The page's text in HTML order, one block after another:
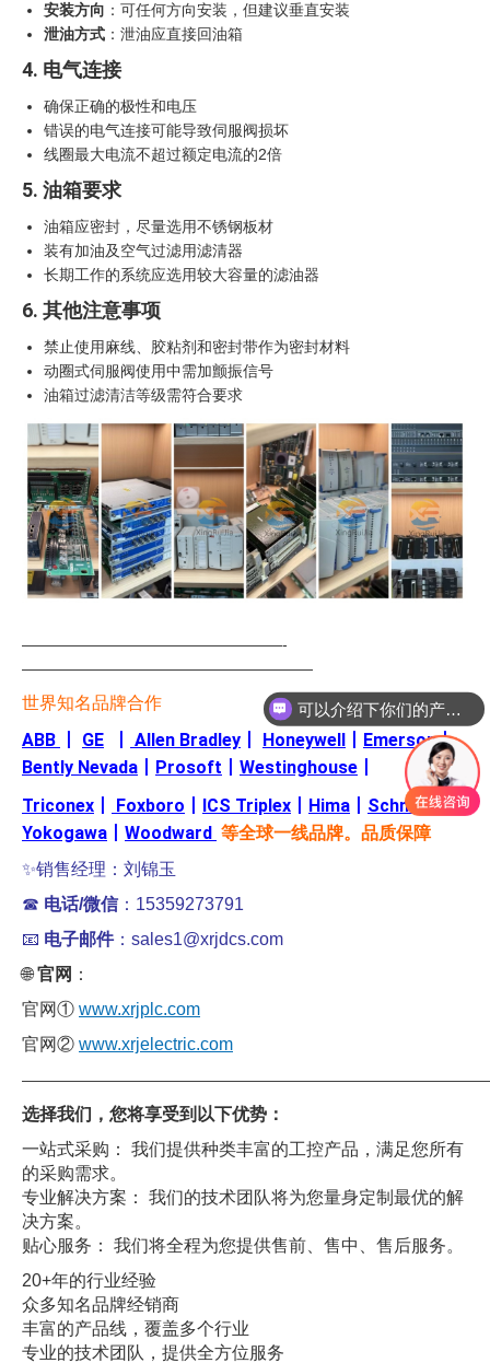
安装方向 ：可任何方向安装，但建议垂直安装
泄油方式 ：泄油应直接回油箱
4. 电气连接
确保正确的极性和电压
错误的电气连接可能导致伺服阀损坏
线圈最大电流不超过额定电流的2倍
5. 油箱要求
油箱应密封，尽量选用不锈钢板材
装有加油及空气过滤用滤清器
长期工作的系统应选用较大容量的滤油器
6. 其他注意事项
禁止使用麻线、胶粘剂和密封带作为密封材料
动圈式伺服阀使用中需加颤振信号
油箱过滤清洁等级需符合要求
—————————————————-
———————————————————
世界知名品牌合作
ABB GE Allen Bradley Honeywell Emerson丨
Bently Nevada
Prosoft Westinghouse
Triconex
Foxboro ICS Triplex Hima Schneider丨
Yokogawa
Woodward 等全球一线品牌。品质保障
✨销售经理：刘锦玉
☎ 电话/微信：15359273791
📧 电子邮件：sales1@xrjdcs.com
🌐官网 ：
官网① www.xrjplc.com
官网② www.xrjelectric.com
选择我们，您将享受到以下优势：
一站式采购： 我们提供种类丰富的工控产品，满足您所有
的采购需求。
专业解决方案： 我们的技术团队将为您量身定制最优的解
决方案。
贴心服务： 我们将全程为您提供售前、售中、售后服务。
20+年的行业经验
众多知名品牌经销商
丰富的产品线，覆盖多个行业
专业的技术团队，提供全方位服务
可以介绍下你们的产品么
你们是怎么收费的呢